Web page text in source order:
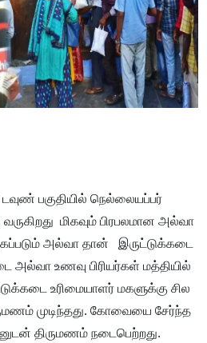
டவுண் பகுதியில் நெல்லையப்பர்
மிகவும் பிரபலமான அல்வா
அல்வா தான் இருட்டுக்கடை
உணவு பிரியர்கள் மத்தியில்
உரிமையாளர் மகளுக்கு சில
முடிந்தது. கோவையை சேர்ந்த
திருமணம் நடைபெற்றது.